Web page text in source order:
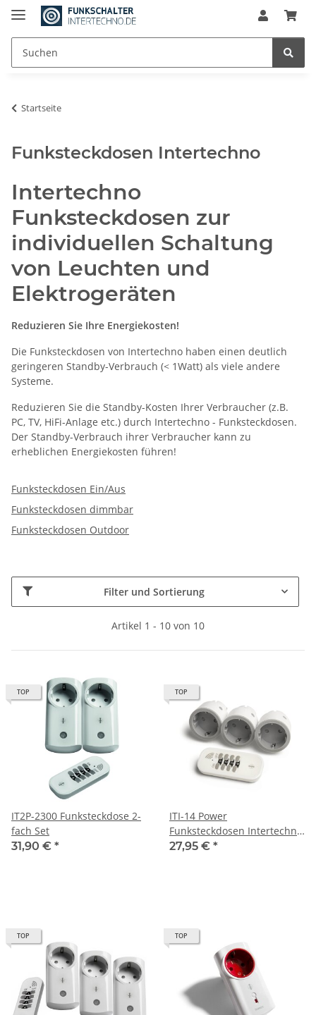
Startseite
Funksteckdosen Intertechno
Intertechno
Funksteckdosen zur
individuellen Schaltung
von Leuchten und
Elektrogeräten
Reduzieren Sie Ihre Energiekosten!
Die Funksteckdosen von Intertechno haben einen deutlich
geringeren Standby-Verbrauch (< 1Watt) als viele andere
Systeme.
Reduzieren Sie die Standby-Kosten Ihrer Verbraucher (z.B.
PC, TV, HiFi-Anlage etc.) durch Intertechno - Funksteckdosen.
Der Standby-Verbrauch ihrer Verbraucher kann zu
erheblichen Energiekosten führen!
Funksteckdosen Ein/Aus
Funksteckdosen dimmbar
Funksteckdosen Outdoor
Filter und Sortierung
Artikel 1 - 10 von 10
TOP
IT2P-2300 Funksteckdose 2-
fach Set
31,90 € *
TOP
ITI-14 Power
Funksteckdosen Intertechno
3-fach Set mit
27,95 € *
TOP TOP